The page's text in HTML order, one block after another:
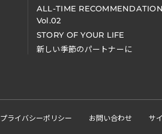
ALL-TIME
Vol.02
STORY OF YOUR LIFE
新しい季節のパートナーに
プライバシーポリシー お問い合わせ サ